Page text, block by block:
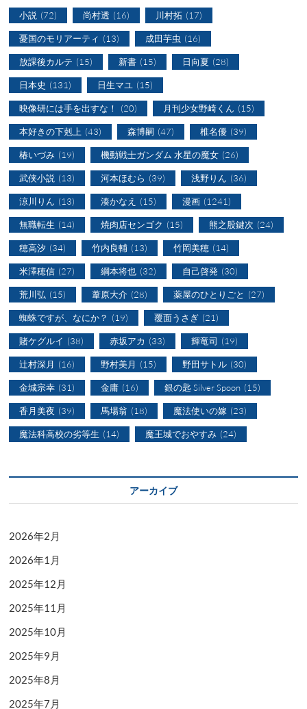
小説 (72) 尚村透 (16) 川村拓 (17)
憂国のモリアーティ (13) 成田芋虫 (16)
放課後カルテ (15) 新書 (15) 日向夏 (28)
日本史 (131) 日生マユ (15)
映像研には手を出すな！ (20) 月刊少女野崎くん (15)
本好きの下剋上 (43) 森博嗣 (47) 椎名優 (39)
椿いづみ (19) 機動戦士ガンダム 水星の魔女 (26)
武侠小説 (13) 河本ほむら (39) 浅野りん (36)
涼川りん (13) 湊かなえ (15) 漫画 (1241)
無職転生 (14) 焼肉店センゴク (15) 熊之股鍵次 (24)
穂高汐 (34) 竹内良輔 (13) 竹岡美穂 (14)
米澤穂信 (27) 綱本将也 (32) 自己啓発 (30)
荒川弘 (15) 葦原大介 (28) 薬屋のひとりごと (27)
蜘蛛ですが、なにか？ (19) 覆面うさぎ (21)
賭ケグルイ (38) 赤坂アカ (33) 輝竜司 (19)
辻村深月 (16) 野村美月 (15) 野田サトル (30)
金城宗幸 (31) 金庸 (16) 銀の匙 Silver Spoon (15)
香月美夜 (39) 馬場翁 (18) 魔法使いの嫁 (23)
魔法科高校の劣等生 (14) 魔王城でおやすみ (24)
アーカイブ
2026年2月
2026年1月
2025年12月
2025年11月
2025年10月
2025年9月
2025年8月
2025年7月